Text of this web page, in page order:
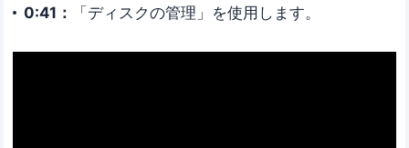
0:41： 「ディスクの管理」を使用します。